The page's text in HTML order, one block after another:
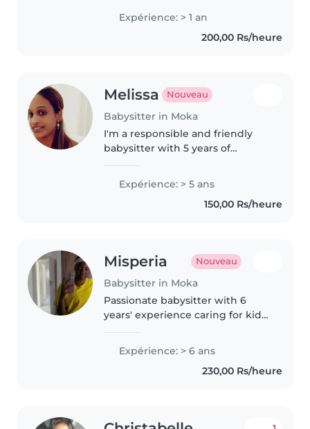
preschoolers and
gradeschoolers. First aid certified
and fluent in English, I'm all set
Expérience: > 1 an
200,00 Rs/heure
Melissa Nouveau
Babysitter in Moka
I'm a responsible and friendly
babysitter with 5 years of
toddlers. I've studied child care
and offer creative activities like
drawing, reading, and..
Expérience: > 5 ans
150,00 Rs/heure
Misperia Nouveau
Babysitter in Moka
Passionate babysitter with 6
years' experience caring for kids
with drawing, music and games,
help with homework and light
chores too. Punctual, cheerful..
Expérience: > 6 ans
230,00 Rs/heure